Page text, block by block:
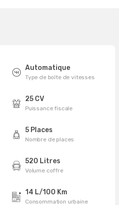
Automatique
Type de boîte de vitesses
25 CV
Puissance fiscale
5 Places
Nombre de places
520 Litres
Volume coffre
14 L/100 Km
Consommation urbaine